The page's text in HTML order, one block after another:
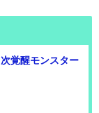
覚醒モンスター